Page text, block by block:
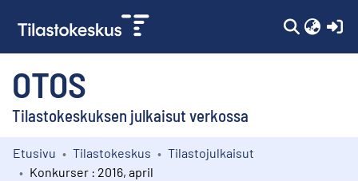
OTOS
Tilastokeskuksen julkaisut verkossa
Kokoelmat
Etusivu Tilastokeskus
Tilastojulkaisut
Konkurser : 2016, april